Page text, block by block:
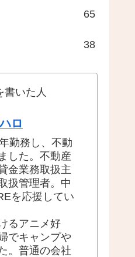
65
38
書いた人
ロ
勤務し、不動
した。不動産
金業務取扱主
扱管理者。中
を応援してい
るアニメ好
でキャンプや
。普通の会社